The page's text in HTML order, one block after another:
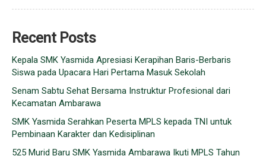
Recent Posts
Kepala SMK Yasmida Apresiasi Kerapihan Baris-Berbaris
Siswa pada Upacara Hari Pertama Masuk Sekolah
Senam Sabtu Sehat Bersama Instruktur Profesional dari
Kecamatan Ambarawa
SMK Yasmida Serahkan Peserta MPLS kepada TNI untuk
Pembinaan Karakter dan Kedisiplinan
525 Murid Baru SMK Yasmida Ambarawa Ikuti MPLS Tahun